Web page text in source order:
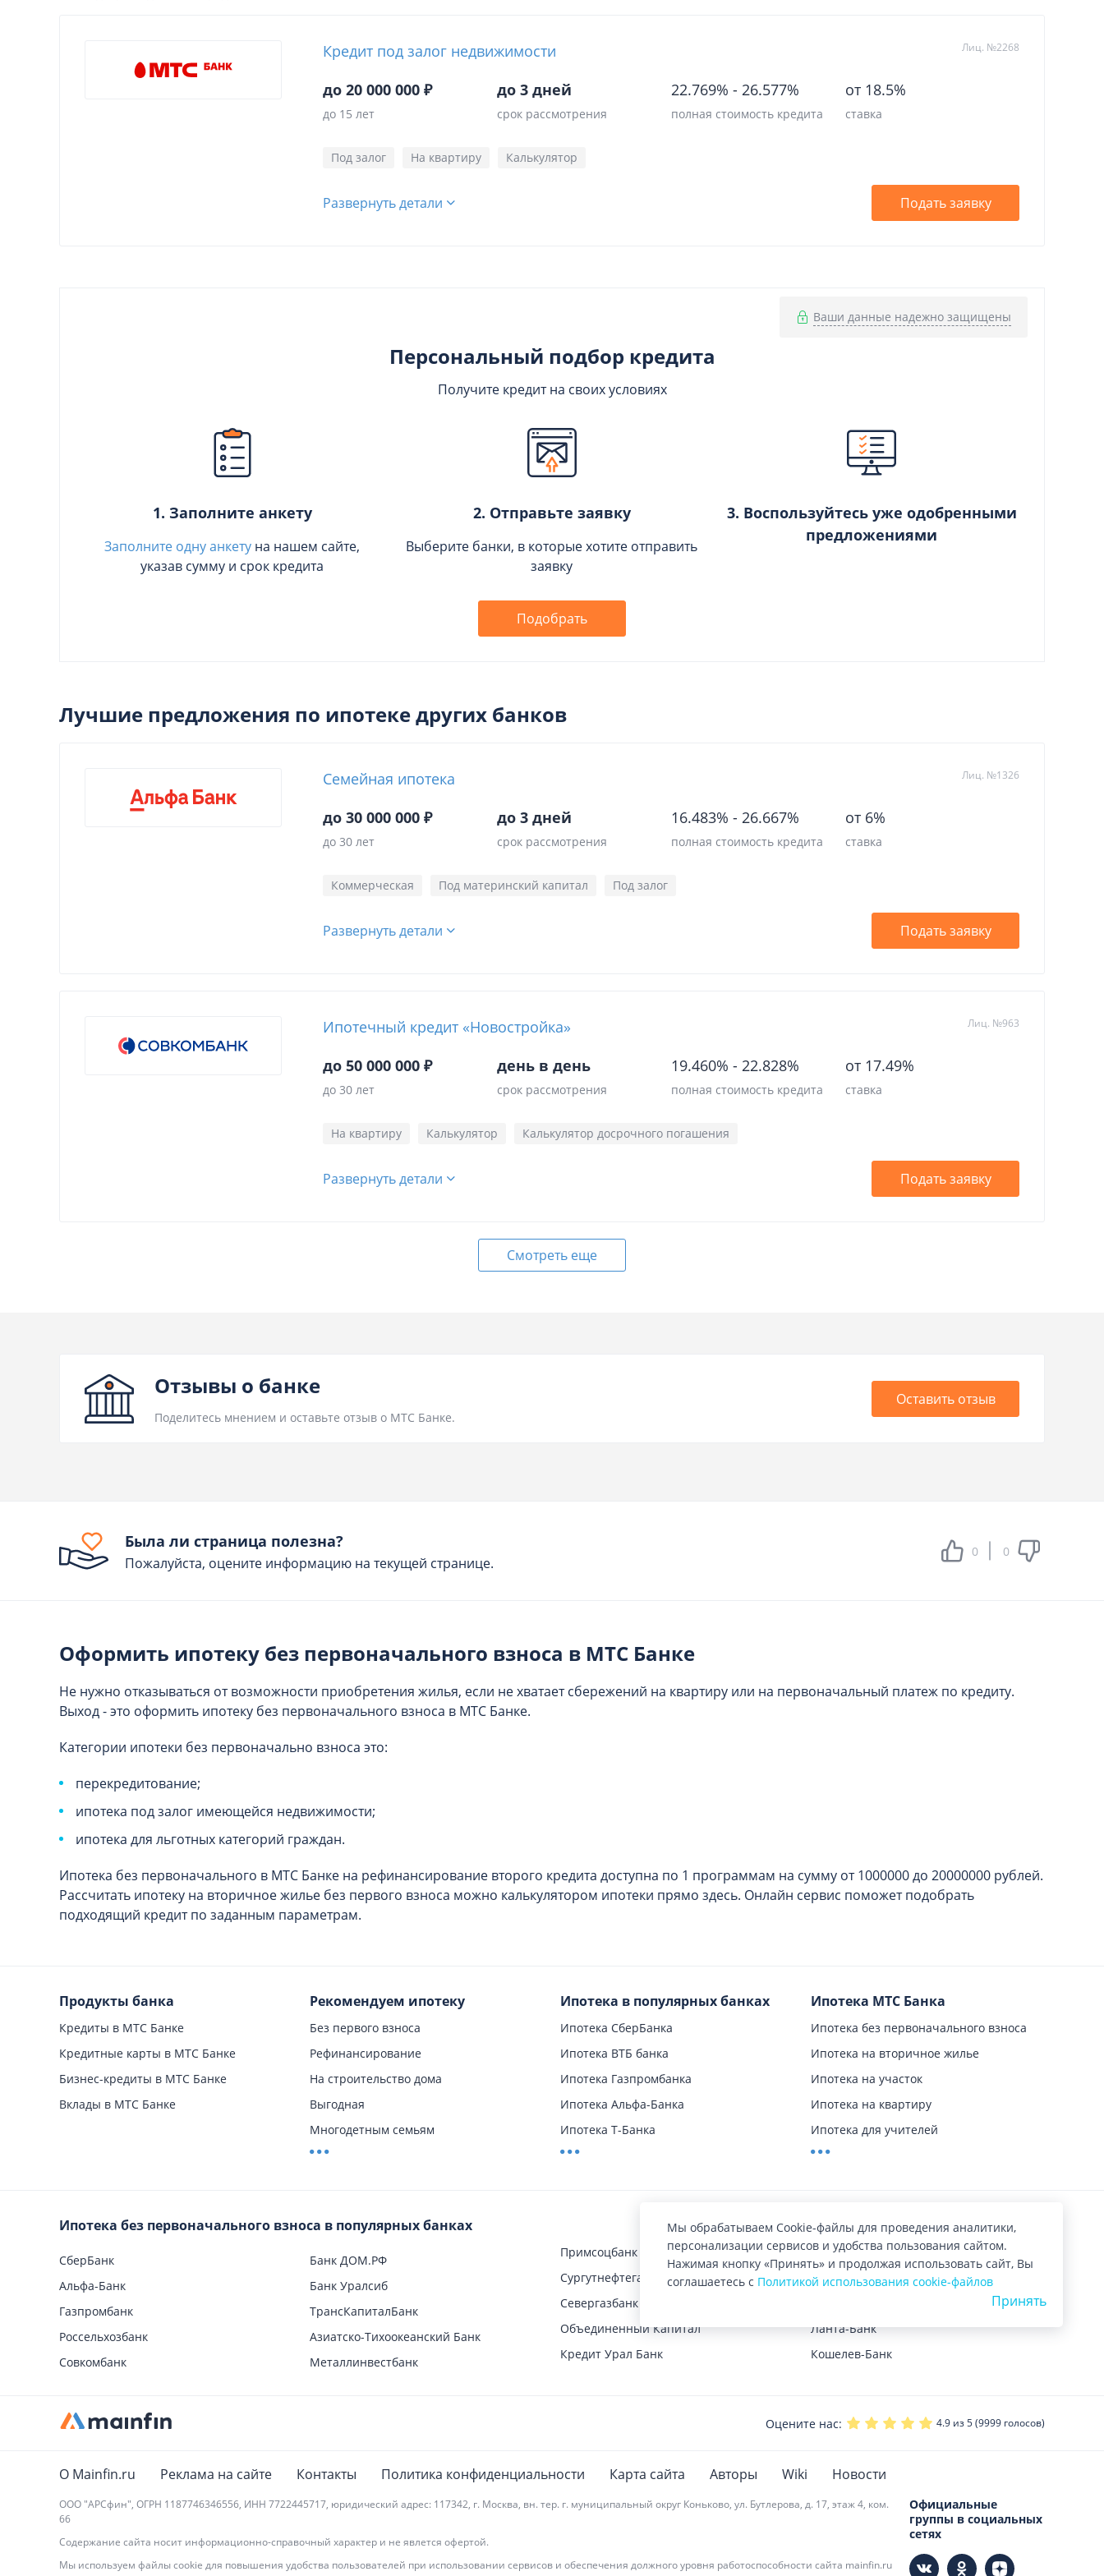
Отзывы
Личный кабинет
Кредит под залог недвижимости Лиц. №2268
до 20 000 000 ₽
до 15 лет
до 3 дней
срок рассмотрения
22.769% - 26.577%
полная стоимость кредита
от 18.5%
ставка
Под залог На квартиру Калькулятор
Развернуть детали Подать заявку
Ваши данные надежно защищены
Персональный подбор кредита
Получите кредит на своих условиях
1. Заполните анкету
Заполните одну анкету на нашем сайте,
указав сумму и срок кредита
2. Отправьте заявку
Выберите банки, в которые хотите отправить
заявку
3. Воспользуйтесь уже одобренными
предложениями
Подобрать
Лучшие предложения по ипотеке других банков
Семейная ипотека Лиц. №1326
до 30 000 000 ₽
до 30 лет
до 3 дней
срок рассмотрения
16.483% - 26.667%
полная стоимость кредита
от 6%
ставка
Коммерческая Под материнский капитал Под залог
Развернуть детали Подать заявку
Ипотечный кредит «Новостройка» Лиц. №963
до 50 000 000 ₽
до 30 лет
день в день
срок рассмотрения
19.460% - 22.828%
полная стоимость кредита
от 17.49%
ставка
На квартиру Калькулятор Калькулятор досрочного погашения
Развернуть детали Подать заявку
Смотреть еще
Отзывы о банке
Поделитесь мнением и оставьте отзыв о МТС Банке.
Оставить отзыв
Была ли страница полезна?
Пожалуйста, оцените информацию на текущей странице.
0 0
Оформить ипотеку без первоначального взноса в МТС Банке
Не нужно отказываться от возможности приобретения жилья, если не хватает сбережений на квартиру или на первоначальный платеж по кредиту.
Выход - это оформить ипотеку без первоначального взноса в МТС Банке.
Категории ипотеки без первоначально взноса это:
перекредитование;
ипотека под залог имеющейся недвижимости;
ипотека для льготных категорий граждан.
Ипотека без первоначального в МТС Банке на рефинансирование второго кредита доступна по 1 программам на сумму от 1000000 до 20000000 рублей.
Рассчитать ипотеку на вторичное жилье без первого взноса можно калькулятором ипотеки прямо здесь. Онлайн сервис поможет подобрать
подходящий кредит по заданным параметрам.
Продукты банка
Кредиты в МТС Банке
Кредитные карты в МТС Банке
Бизнес-кредиты в МТС Банке
Вклады в МТС Банке
Рекомендуем ипотеку
Без первого взноса
Рефинансирование
На строительство дома
Выгодная
Многодетным семьям
Под низкий процент
На загородный дом
Калькулятор
Ипотека в популярных банках
Ипотека СберБанка
Ипотека ВТБ банка
Ипотека Газпромбанка
Ипотека Альфа-Банка
Ипотека Т-Банка
Ипотека Россельхозбанка
Ипотека Совкомбанка
Ипотека МТС Банка
Ипотека без первоначального взноса
Ипотека на вторичное жилье
Ипотека на участок
Ипотека на квартиру
Ипотека для учителей
Ипотека для пенсионеров
Ипотека под залог жилья
Ипотека на комнату
Калькулятор ипотеки
Ипотека с господдержкой
Ипотека для IT специалистов
Ипотека без первоначального взноса в популярных банках
СберБанк
Альфа-Банк
Газпромбанк
Россельхозбанк
Совкомбанк
Банк ДОМ.РФ
Банк Уралсиб
ТрансКапиталБанк
Азиатско-Тихоокеанский Банк
Металлинвестбанк
Примсоцбанк
Сургутнефтегазбанк
Севергазбанк
Объединенный Капитал
Кредит Урал Банк
Азия-Инвест
Хлынов
Ланта-Банк
Кошелев-Банк
Оцените нас: 4.9 из 5 (9999 голосов)
О Mainfin.ru Реклама на сайте Контакты Политика конфиденциальности Карта сайта Авторы Wiki Новости
ООО "АРСфин", ОГРН 1187746346556, ИНН 7722445717, юридический адрес: 117342, г. Москва, вн. тер. г. муниципальный округ Коньково, ул. Бутлерова, д. 17, этаж 4, ком.
66
Содержание сайта носит информационно-справочный характер и не явлется офертой.
Мы используем файлы cookie для повышения удобства пользователей при использовании сервисов и обеспечения должного уровня работоспособности сайта mainfin.ru
Официальные
группы в социальных
сетях
Мы обрабатываем Cookie-файлы для проведения аналитики,
персонализации сервисов и удобства пользования сайтом.
Нажимая кнопку «Принять» и продолжая использовать сайт, Вы
соглашаетесь с Политикой использования cookie-файлов
Принять